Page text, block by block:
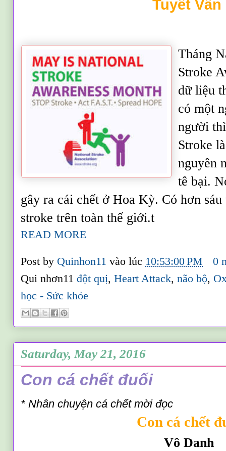
Tuyết Vân
Tháng
Stroke
dữ liệu
có một
người
Stroke
nguyên
tê bại.
gây ra cái chết ở Hoa Kỳ. Có hơn
stroke trên toàn thế giới.t
READ MORE
Post by Quinhon11vào lúc 10:53:00 PM
0
Qui nhơn11đột quị,Heart Attack,não bộ,
học - Sức khỏe
Saturday, May 21, 2016
Con cá chết đuối
* Nhân chuyện cá chết mời đọc
Con cá chết
Vô Danh